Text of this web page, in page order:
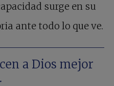
surge en su
ante todo lo que ve.
a Dios mejor